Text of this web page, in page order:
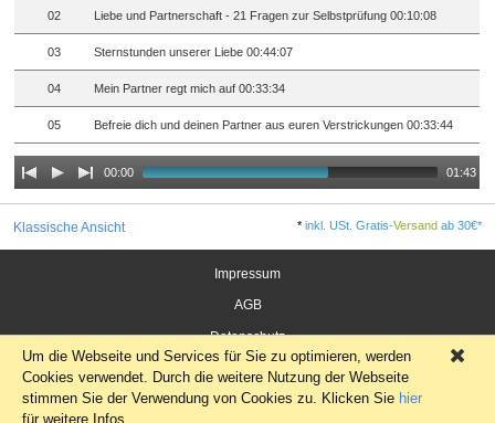
02 Liebe und Partnerschaft - 21 Fragen zur Selbstprüfung 00:10:08
03 Sternstunden unserer Liebe 00:44:07
04 Mein Partner regt mich auf 00:33:34
05 Befreie dich und deinen Partner aus euren Verstrickungen 00:33:44
00:00 01:43
Klassische Ansicht *inkl. USt. Gratis-Versand ab 30€*
Impressum
AGB
Datenschutz
Widerrufsrecht für Verbraucher
Um die Webseite und Services für Sie zu optimieren, werden
Cookies verwendet. Durch die weitere Nutzung der Webseite
stimmen Sie der Verwendung von Cookies zu. Klicken Sie hier
für weitere Infos.